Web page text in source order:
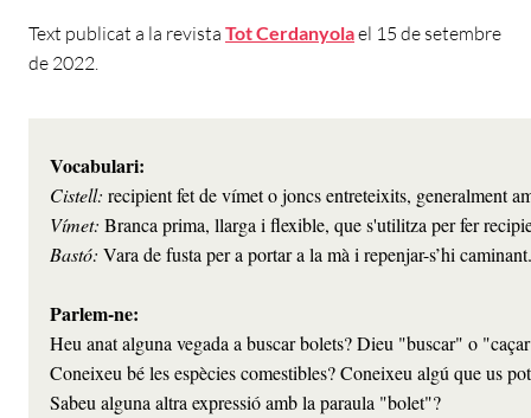
Text publicat a la revista Tot Cerdanyolael 15 de setembre
de 2022.
Cistell:
Vímet: Branca prima, llarga i flexible, que s'utilitza per fer
Bastó: Vara de fusta per a portar a la mà i repenjar-s’hi caminant.
Parlem-ne:
Heu anat alguna vegada a buscar bolets? Dieu "buscar" o
Coneixeu bé les espècies comestibles? Coneixeu algú que us
Sabeu alguna altra expressió amb la paraula "bolet"?